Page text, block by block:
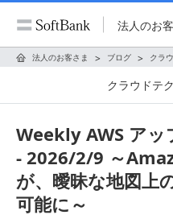
法人のお
法人のお客さま ブログ クラ
クラウドテ
Weekly AWS アッ
- 2026/2/9 ～
が、曖昧な地図上
可能に～